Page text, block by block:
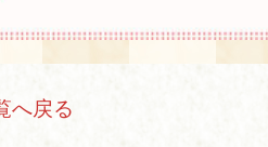
EN 中文
へ戻る